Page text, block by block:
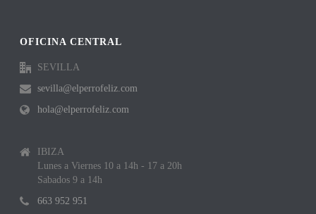
OFICINA CENTRAL
SEVILLA
sevilla@elperrofeliz.com
hola@elperrofeliz.com
IBIZA
Lunes a Viernes 10 a 14h - 17 a 20h
Sabados 9 a 14h
663 952 951